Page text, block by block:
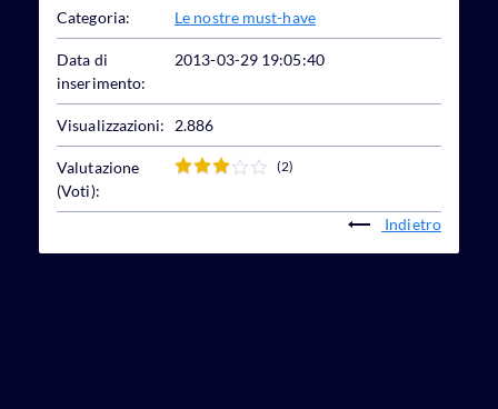
Categoria: Le nostre must-have
Data di
inserimento:
2013-03-29 19:05:40
Visualizzazioni: 2.886
Valutazione
(Voti):
(2)
Indietro